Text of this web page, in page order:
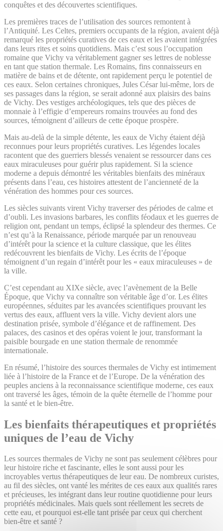
conquêtes et des découvertes scientifiques.
Les premières traces de l’utilisation des sources remontent à
l’Antiquité. Les Celtes, premiers occupants de la région, avaient déjà
remarqué les propriétés curatives de ces eaux et les avaient intégrées
dans leurs rites et soins quotidiens. Mais c’est sous l’occupation
romaine que Vichy va véritablement gagner ses lettres de noblesse
en tant que station thermale. Les Romains, fins connaisseurs en
matière de bains et de détente, ont rapidement perçu le potentiel de
ces eaux. Selon certaines chroniques, Jules César lui-même, lors de
ses passages dans la région, se serait adonné aux plaisirs des bains
de Vichy. Des vestiges archéologiques, tels que des pièces de
monnaie à l’effigie d’empereurs romains trouvées au fond des
sources, témoignent d’ailleurs de cette époque prospère.
Mais au-delà de la simple détente, les eaux de Vichy étaient déjà
reconnues pour leurs propriétés curatives. Les légendes locales
racontent que des guerriers blessés venaient se ressourcer dans ces
eaux miraculeuses pour guérir plus rapidement. Si la science
moderne a depuis démontré les véritables bienfaits des minéraux
présents dans l’eau, ces histoires attestent de l’ancienneté de la
vénération des hommes pour ces sources.
Les siècles suivants virent Vichy traverser des périodes de calme et
d’oubli. Les invasions barbares, les conflits féodaux et les guerres de
religion ont, pendant un temps, éclipsé la splendeur des thermes. Ce
n’est qu’à la Renaissance, période marquée par un renouveau
d’intérêt pour la science et la culture classique, que les élites
redécouvrent les bienfaits de Vichy. Les écrits de l’époque
témoignent d’un regain d’intérêt pour les « eaux miraculeuses » de
la ville.
C’est cependant au XIXe siècle, avec l’avènement de la Belle
Époque, que Vichy va connaître son véritable âge d’or. Les élites
européennes, séduites par les avancées scientifiques prouvant les
vertus des eaux, affluent vers la ville. Vichy devient alors une
destination prisée, symbole d’élégance et de raffinement. Des
palaces, des casinos et des opéras voient le jour, transformant la
paisible bourgade en une station thermale de renommée
internationale.
En résumé, l’histoire des sources thermales de Vichy est intimement
liée à l’histoire de la France et de l’Europe. De la vénération des
peuples anciens à la reconnaissance scientifique moderne, ces eaux
ont traversé les âges, témoin de la quête éternelle de l’homme pour
la santé et le bien-être.
Les bienfaits thérapeutiques et propriétés
uniques de l’eau de Vichy
Les sources thermales de Vichy ne sont pas seulement célèbres pour
leur histoire riche et fascinante, elles le sont aussi pour les
incroyables vertus thérapeutiques de leur eau. De nombreux curistes,
au fil des siècles, ont vanté les mérites de ces eaux aux qualités rares
et précieuses, les intégrant dans leur routine quotidienne pour leurs
propriétés médicinales. Mais quels sont réellement les secrets de
cette eau, et pourquoi est-elle tant prisée par ceux qui cherchent
bien-être et santé ?